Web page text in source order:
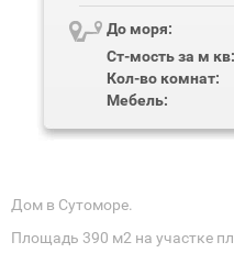
До моря:
Ст-мость за м кв:
Кол-во комнат:
Мебель:
Дом в Сутоморе.
Площадь 390 м2 на участке